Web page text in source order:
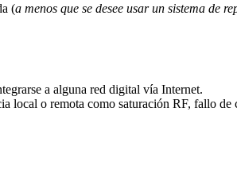
(a menos que se desee usar un sistema de
a alguna red digital vía Internet.
local o remota como saturación RF, fallo de